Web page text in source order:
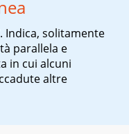
Indica, solitamente
parallela e
in cui alcuni
altre